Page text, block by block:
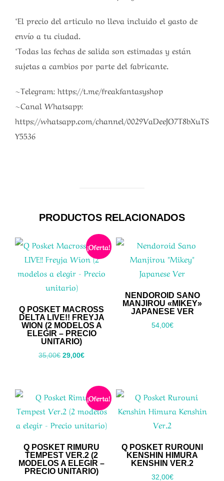
*El precio del articulo no lleva incluido el gasto de
envío a tu ciudad.
*Todas las fechas de salida son estimadas y están
sujetas a cambios por parte del fabricante.
~Telegram: https://t.me/freakfantasyshop
~Canal Whatsapp:
https://whatsapp.com/channel/0029VaDeeJO7T8bXuTS
Y5536
PRODUCTOS RELACIONADOS
¡Oferta!
Q POSKET MACROSS
DELTA LIVE!! FREYJA
WION (2 MODELOS A
ELEGIR – PRECIO
UNITARIO)
35,00€ El
35,00€.
29,00€El
es:
29,00€.
NENDOROID SANO
MANJIROU «MIKEY»
JAPANESE VER
54,00€
¡Oferta!
Q POSKET RIMURU
TEMPEST VER.2 (2
MODELOS A ELEGIR –
PRECIO UNITARIO)
Q POSKET RUROUNI
KENSHIN HIMURA
KENSHIN VER.2
32,00€